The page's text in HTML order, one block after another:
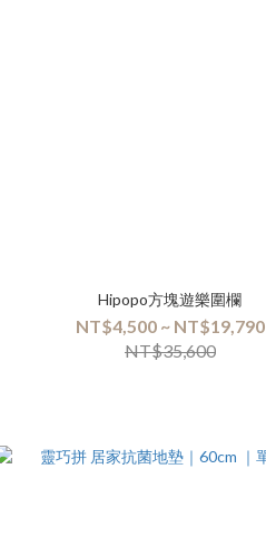
Hipopo方塊遊樂圍欄
NT$4,500 ~ NT$19,790
NT$35,600